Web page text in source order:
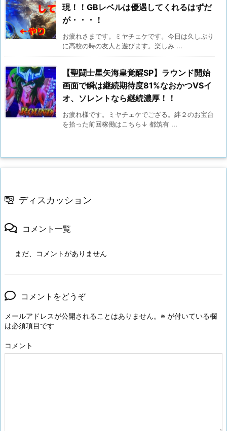
現！！GBレベルは優遇してくれるはずだ
が・・・！
お疲れさまです。ミヤチェケです。今日は久しぶり
に高校の時の友人と遊びます。楽しみ ...
【聖闘士星矢海皇覚醒SP】ラウンド開始
画面で瞬は継続期待度81%なおかつVSイ
オ、ソレントなら継続濃厚！！
お疲れ様です。ミヤチェケでござる。絆２のお宝台
を拾った前回稼働はこちら↓ 都筑有 ...
ディスカッション
コメント一覧
まだ、コメントがありません
コメントをどうぞ
メールアドレスが公開されることはありません。 ※ が付いている欄
は必須項目です
コメント